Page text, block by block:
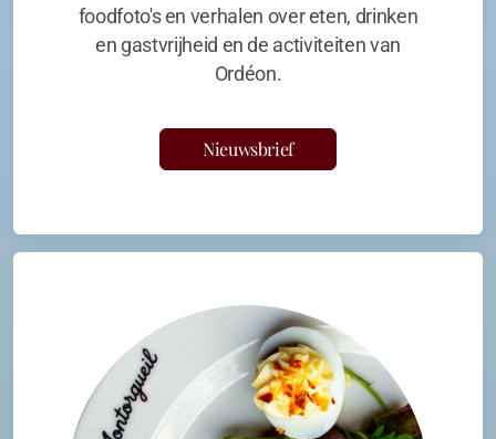
foodfoto's en verhalen over eten, drinken
en gastvrijheid en de activiteiten van
Ordéon.
Nieuwsbrief